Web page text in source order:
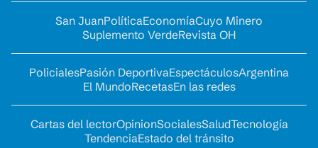
San JuanPolíticaEconomíaCuyo Minero
Suplemento VerdeRevista OH
PolicialesPasión DeportivaEspectáculosArgentina
El MundoRecetasEn las redes
Cartas del lectorOpinionSocialesSaludTecnología
TendenciaEstado del tránsito